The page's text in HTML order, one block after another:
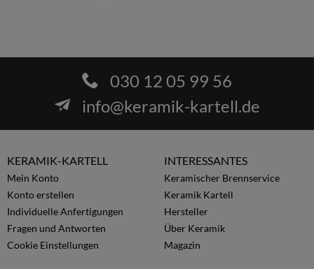
030 12 05 99 56
info@keramik-kartell.de
KERAMIK-KARTELL
Mein Konto
Konto erstellen
Individuelle Anfertigungen
Fragen und Antworten
Cookie Einstellungen
INTERESSANTES
Keramischer Brennservice
Keramik Kartell
Hersteller
Über Keramik
Magazin